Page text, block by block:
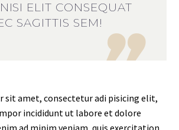
ELIT CONSEQUAT
SAGITTIS SEM!

sit amet, consectetur adi pisicing elit,
incididunt ut labore et dolore